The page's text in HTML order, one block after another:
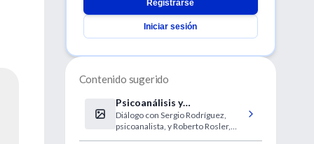
Registrarse
Iniciar sesión
Contenido sugerido
Psicoanálisis y
neurobiología
Diálogo con Sergio Rodríguez,
psicoanalista, y Roberto Rosler,